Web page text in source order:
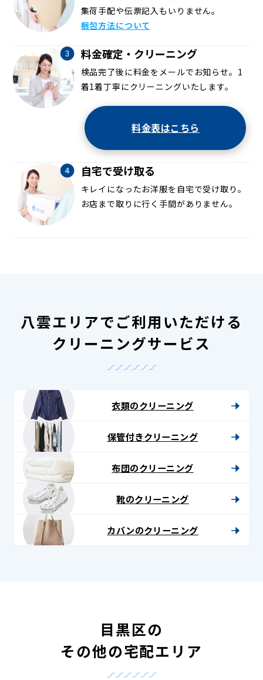
集荷手配や伝票記入もいりません。
梱包方法について
料金確定・クリーニング
検品完了後に料金をメールでお知らせ。1
着1着丁寧にクリーニングいたします。
料金表はこちら
自宅で受け取る
キレイになったお洋服を自宅で受け取り。
お店まで取りに行く手間がありません。
八雲エリアでご利用いただける
クリーニングサービス
衣類のクリーニング
保管付きクリーニング
布団のクリーニング
靴のクリーニング
カバンのクリーニング
目黒区の
その他の宅配エリア